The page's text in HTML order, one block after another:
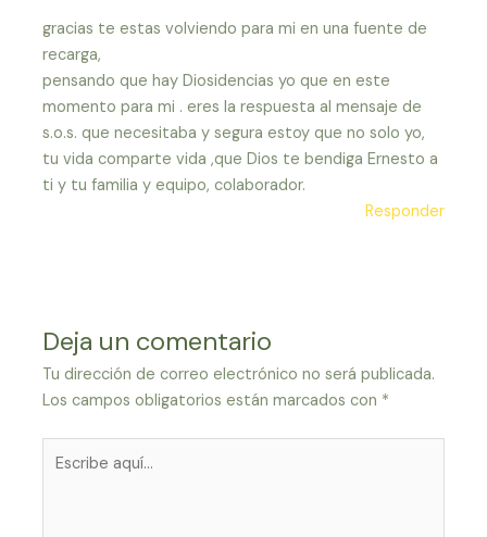
gracias te estas volviendo para mi en una fuente de
recarga,
pensando que hay Diosidencias yo que en este
momento para mi . eres la respuesta al mensaje de
s.o.s. que necesitaba y segura estoy que no solo yo,
tu vida comparte vida ,que Dios te bendiga Ernesto a
ti y tu familia y equipo, colaborador.
Responder
Deja un comentario
Tu dirección de correo electrónico no será publicada.
Los campos obligatorios están marcados con *
aquí...